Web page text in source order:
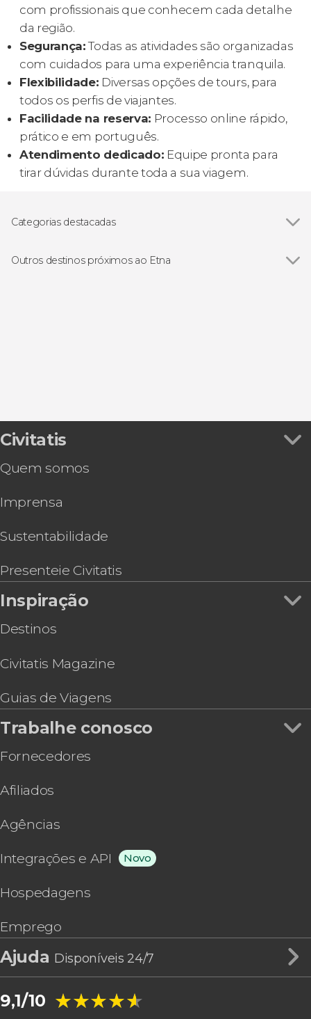
com profissionais que conhecem cada detalhe
da região.
Segurança:Todas as atividades são organizadas
com cuidados para uma experiência tranquila.
Flexibilidade: Diversas opções de tours, para
todos os perfis de viajantes.
Facilidade na reserva: Processo online rápido,
prático e em português.
Atendimento dedicado: Equipe pronta para
tirar dúvidas durante toda a sua viagem.
Categorias destacadas
Outros destinos próximos ao Etna
Civitatis
Quem somos
Imprensa
Sustentabilidade
Presenteie Civitatis
Inspiração
Destinos
Civitatis Magazine
Guias de Viagens
Trabalhe conosco
Fornecedores
Afiliados
Agências
Integrações e API Novo
Hospedagens
Emprego
Ajuda Disponíveis 24/7
9,1/10 ★★★★★
★★★★★